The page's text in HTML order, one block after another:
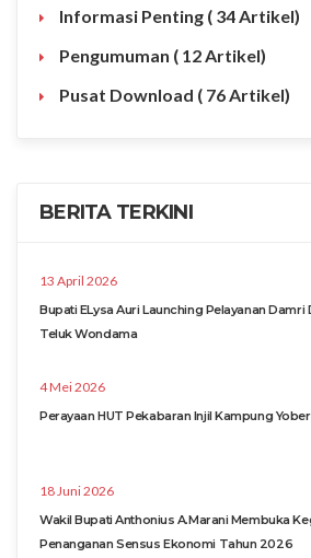
Informasi Penting ( 34 Artikel)
Pengumuman ( 12 Artikel)
Pusat Download ( 76 Artikel)
BERITA TERKINI
13 April 2026
Bupati ELysa Auri Launching Pelayanan Damri
Teluk Wondama
4 Mei 2026
Perayaan HUT Pekabaran Injil Kampung
18 Juni 2026
Wakil Bupati Anthonius A.Marani Membuka
Penanganan Sensus Ekonomi Tahun 2026